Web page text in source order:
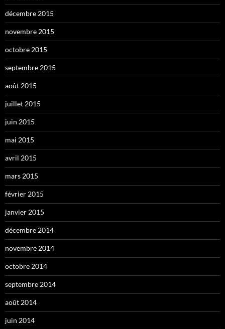
décembre 2015
novembre 2015
octobre 2015
septembre 2015
août 2015
juillet 2015
juin 2015
mai 2015
avril 2015
mars 2015
février 2015
janvier 2015
décembre 2014
novembre 2014
octobre 2014
septembre 2014
août 2014
juin 2014